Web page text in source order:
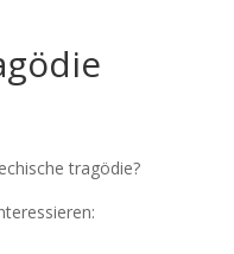
tragödie?